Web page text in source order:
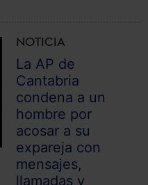
NOTICIA
La AP de
Cantabria
condena a un
hombre por
acosar a su
expareja con
mensajes,
llamadas y